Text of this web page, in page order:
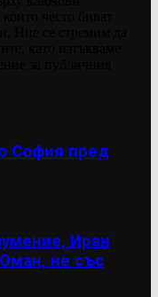
София пред
Иран
не със